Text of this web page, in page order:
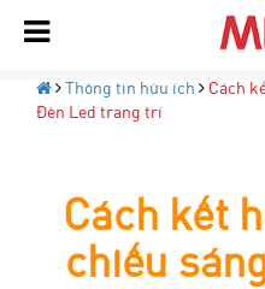
Thông tin hữu ích
Cách
Đèn Led trang trí
Cách kết
chiếu